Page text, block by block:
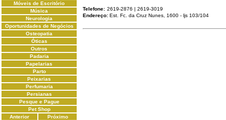
Móveis de Escritório
Música
Neurologia
Oportunidades de Negócios
Osteopatia
Óticas
Outros
Padaria
Papelarias
Parto
Peixarias
Perfumaria
Persianas
Pesque e Pague
Pet Shop
Anterior
Próximo
Telefone: 2619-2876 | 2619-3019
Endereço: Est. Fc. da Cruz Nunes, 1600 - ljs 103/104